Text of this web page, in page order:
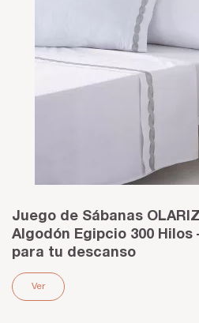
Juego de Sábanas
Algodón Egipcio 300 Hilos
para tu descanso
Ver